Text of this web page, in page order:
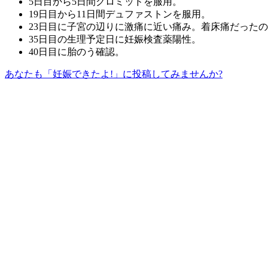
19日目から11日間デュファストンを服用。
23日目に子宮の辺りに激痛に近い痛み。着床痛だった
35日目の生理予定日に妊娠検査薬陽性。
40日目に胎のう確認。
あなたも「妊娠できたよ!」に投稿してみませんか?